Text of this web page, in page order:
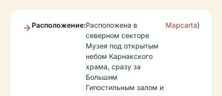
Расположение:Расположена в
северном секторе
Музея под открытым
небом Карнакского
храма, сразу за
Большим
Гипостильным залом и
Mapcarta)